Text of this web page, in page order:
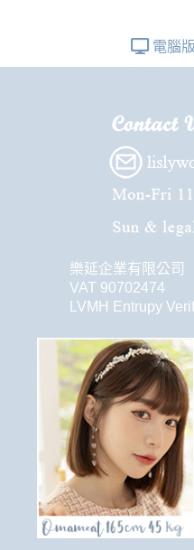
電腦版
樂延企業有限公司
VAT 90702474
LVMH Entrupy